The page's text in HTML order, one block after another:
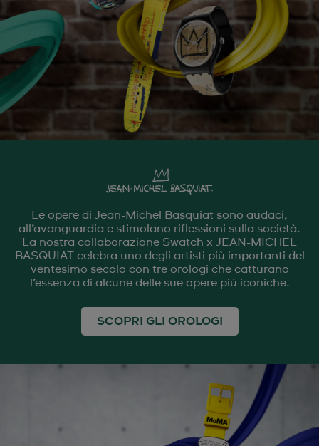
Le opere di Jean-Michel Basquiat sono audaci,
all’avanguardia e stimolano riflessioni sulla società.
La nostra collaborazione Swatch x JEAN-MICHEL
BASQUIAT celebra uno degli artisti più importanti del
ventesimo secolo con tre orologi che catturano
l’essenza di alcune delle sue opere più iconiche.
SCOPRI GLI OROLOGI